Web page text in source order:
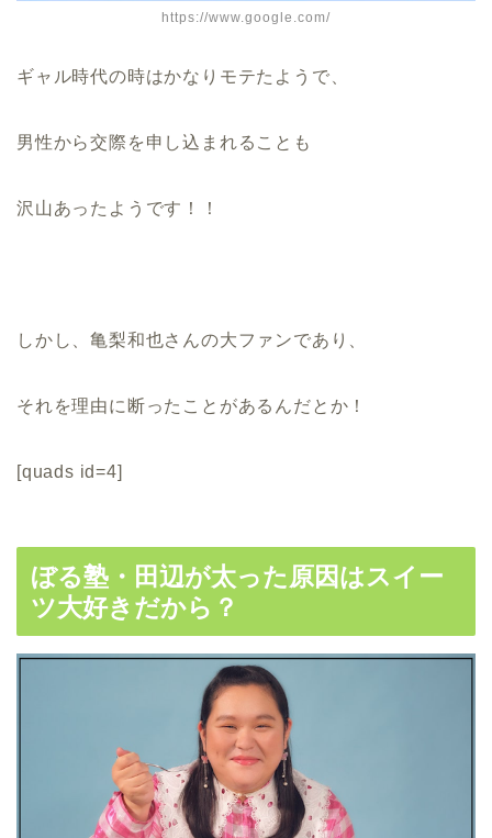
https://www.google.com/
ギャル時代の時はかなりモテたようで、
男性から交際を申し込まれることも
沢山あったようです！！
しかし、亀梨和也さんの大ファンであり、
それを理由に断ったことがあるんだとか！
[quads id=4]
ぼる塾・田辺が太った原因はスイー
ツ大好きだから？